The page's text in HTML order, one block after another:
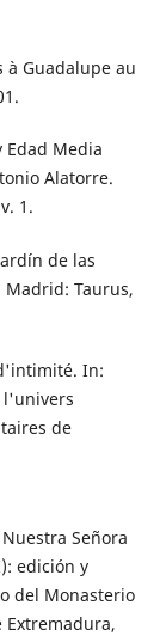
à Guadalupe au
Edad Media
Alatorre.
1.
de las
Taurus,
In:
l'univers
de
Señora
edición y
del Monasterio
Extremadura,